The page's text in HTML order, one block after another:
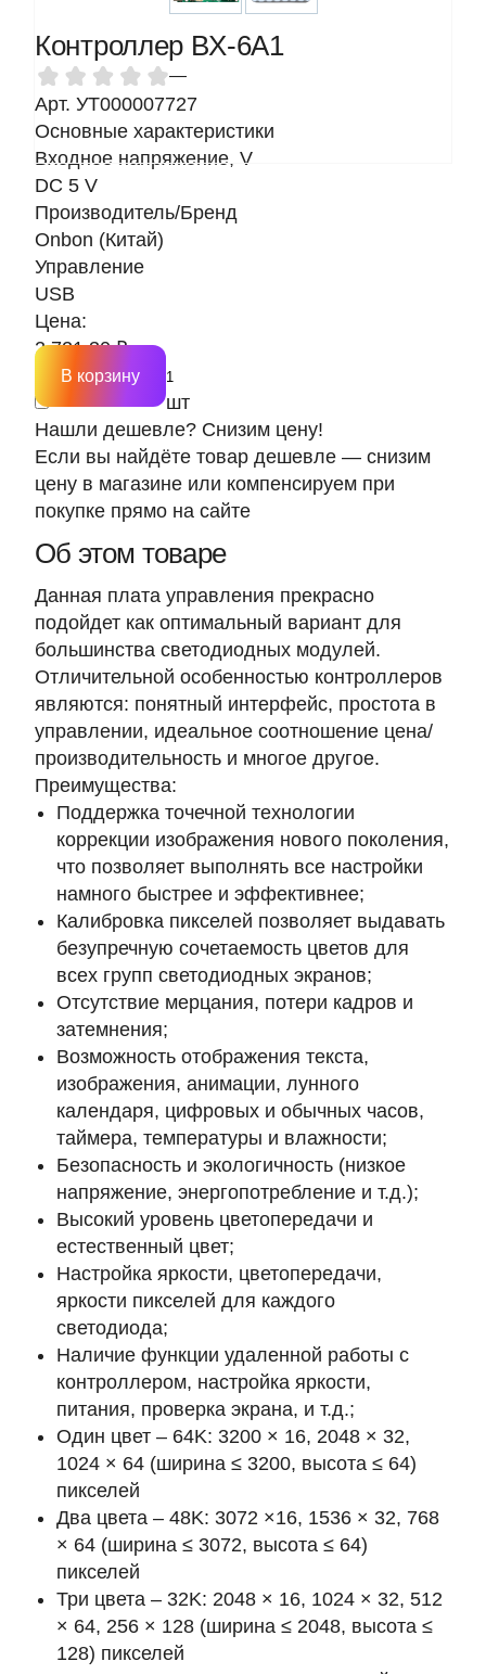
Контроллер BX-6A1
—
Арт. УТ000007727
Основные характеристики
Входное напряжение, V
DC 5 V
Производитель/Бренд
Onbon (Китай)
Управление
USB
Цена:
2 721.30 ₽
шт
В корзину
Нашли дешевле? Снизим цену!
Если вы найдёте товар дешевле — снизим
цену в магазине или компенсируем при
покупке прямо на сайте
Об этом товаре
Данная плата управления прекрасно
подойдет как оптимальный вариант для
большинства светодиодных модулей.
Отличительной особенностью контроллеров
являются: понятный интерфейс, простота в
управлении, идеальное соотношение цена/
производительность и многое другое.
Преимущества:
Поддержка точечной технологии
коррекции изображения нового поколения,
что позволяет выполнять все настройки
намного быстрее и эффективнее;
Калибровка пикселей позволяет выдавать
безупречную сочетаемость цветов для
всех групп светодиодных экранов;
Отсутствие мерцания, потери кадров и
затемнения;
Возможность отображения текста,
изображения, анимации, лунного
календаря, цифровых и обычных часов,
таймера, температуры и влажности;
Безопасность и экологичность (низкое
напряжение, энергопотребление и т.д.);
Высокий уровень цветопередачи и
естественный цвет;
Настройка яркости, цветопередачи,
яркости пикселей для каждого
светодиода;
Наличие функции удаленной работы с
контроллером, настройка яркости,
питания, проверка экрана, и т.д.;
Один цвет – 64K: 3200 × 16, 2048 × 32,
1024 × 64 (ширина ≤ 3200, высота ≤ 64)
пикселей
Два цвета – 48K: 3072 ×16, 1536 × 32, 768
× 64 (ширина ≤ 3072, высота ≤ 64)
пикселей
Три цвета – 32K: 2048 × 16, 1024 × 32, 512
× 64, 256 × 128 (ширина ≤ 2048, высота ≤
128) пикселей